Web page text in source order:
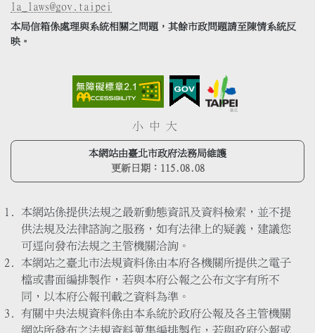
la_laws@gov.taipei
本局信箱係處理與系統相關之問題，其餘市政問題請至陳情系統反
映。
小 中 大
本網站由臺北市政府法務局維護
更新日期： 115.08.08
本網站係提供法規之最新動態資訊及資料檢索，並不提
供法規及法律諮詢之服務，如有法律上的疑義，建議您
可逕向發布法規之主管機關洽詢。
本網站之臺北市法規資料係由本府各機關所提供之電子
檔或書面編排製作，若與本府公報之公布文字有所不
同，以本府公報刊載之資料為準。
有關中央法規資料係由本系統於政府公報及各主管機關
網站所發布之法規資料蒐集編排製作，若與政府公報或